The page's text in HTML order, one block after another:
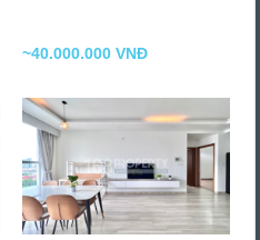
~40.000.000 VNĐ